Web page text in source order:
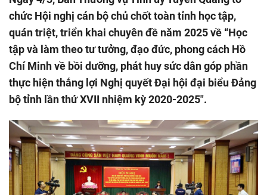
chức Hội nghị cán bộ chủ chốt toàn tỉnh học tập,
quán triệt, triển khai chuyên đề năm 2025 về “Học
tập và làm theo tư tưởng, đạo đức, phong cách Hồ
Chí Minh về bồi dưỡng, phát huy sức dân góp phần
thực hiện thắng lợi Nghị quyết Đại hội đại biểu Đảng
bộ tỉnh lần thứ XVII nhiệm kỳ 2020-2025".